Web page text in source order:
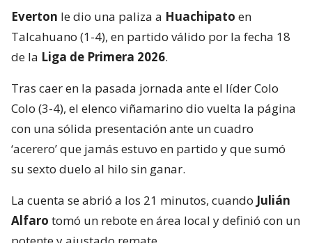
Everton le dio una paliza a Huachipato en
Talcahuano (1-4), en partido válido por la fecha 18
de la Liga de Primera 2026.
Tras caer en la pasada jornada ante el líder Colo
Colo (3-4), el elenco viñamarino dio vuelta la página
con una sólida presentación ante un cuadro
‘acerero’ que jamás estuvo en partido y que sumó
su sexto duelo al hilo sin ganar.
La cuenta se abrió a los 21 minutos, cuando Julián
Alfaro tomó un rebote en área local y definió con un